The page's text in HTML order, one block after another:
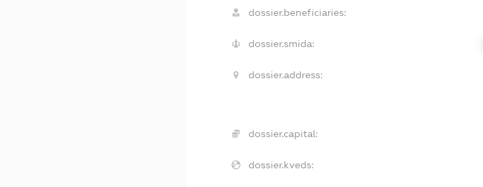
dossier.beneficiaries:
dossier.smida:
dossier.address:
dossier.capital:
dossier.kveds: